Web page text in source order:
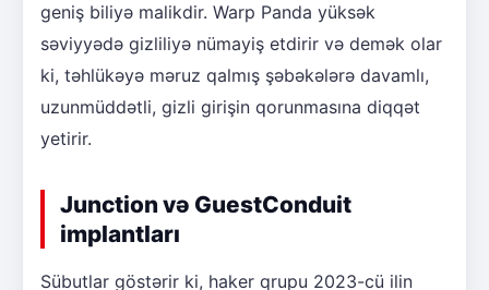
geniş biliyə malikdir. Warp Panda yüksək
səviyyədə gizliliyə nümayiş etdirir və demək olar
ki, təhlükəyə məruz qalmış şəbəkələrə davamlı,
uzunmüddətli, gizli girişin qorunmasına diqqət
yetirir.
Junction və GuestConduit
implantları
Sübutlar göstərir ki, haker qrupu 2023-cü ilin